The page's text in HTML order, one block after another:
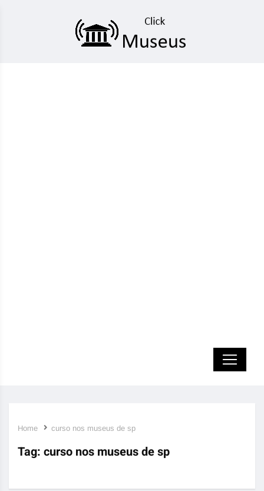
Home curso nos museus de sp
Tag: curso nos museus de sp